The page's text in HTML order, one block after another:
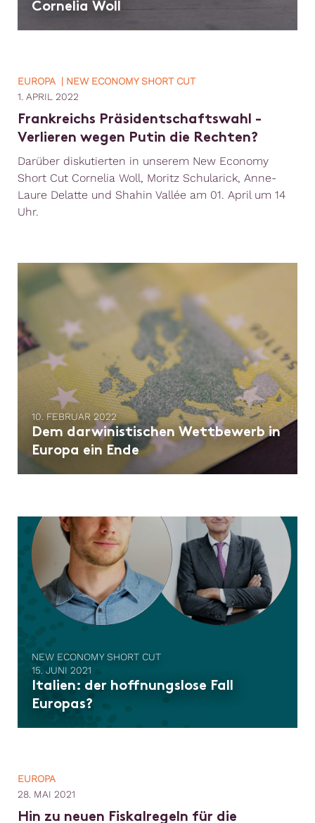
Cornelia Woll
EUROPA | NEW ECONOMY SHORT CUT
1. APRIL 2022
Frankreichs Präsidentschaftswahl -
Verlieren wegen Putin die Rechten?
Darüber diskutierten in unserem New Economy
Short Cut Cornelia Woll, Moritz Schularick, Anne-
Laure Delatte und Shahin Vallée am 01. April um 14
Uhr.
10. FEBRUAR 2022
Dem darwinistischen Wettbewerb in
Europa ein Ende
NEW ECONOMY SHORT CUT
15. JUNI 2021
Italien: der hoffnungslose Fall
Europas?
EUROPA
28. MAI 2021
Hin zu neuen Fiskalregeln für die